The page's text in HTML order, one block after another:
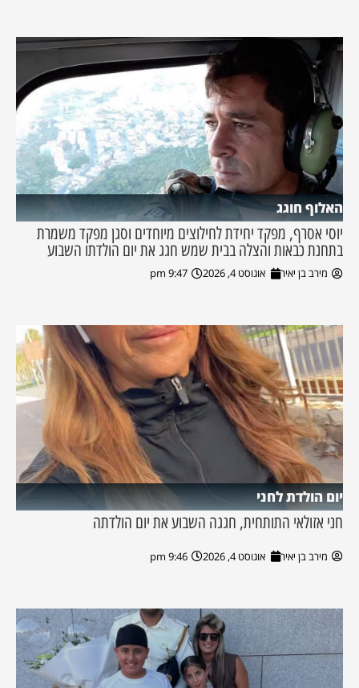
האלוף חוגג
יוסי אסרף, מפקד יחידת לחילוצים מיוחדים וסגן מפקד משמרת
בתחנת כבאות והצלה בבית שמש חגג את יום הולדתו השבוע
מירב בן יאיר אוגוסט 4, 2026 9:47 pm
יום הולדת לחני
חני אזולאי התותחית, חגגה השבוע את יום הולדתה
מירב בן יאיר אוגוסט 4, 2026 9:46 pm